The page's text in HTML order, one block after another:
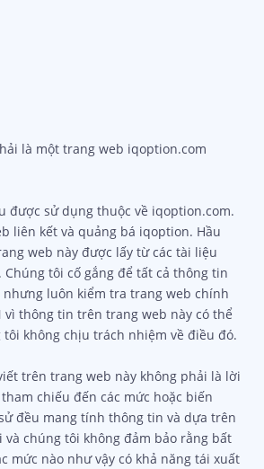
là một trang web iqoption.com
được sử dụng thuộc về iqoption.com.
liên kết và quảng bá iqoption. Hầu
web này được lấy từ các tài liệu
tôi cố gắng để tất cả thông tin
luôn kiểm tra trang web chính
vì thông tin trên trang web này có thể
không chịu trách nhiệm về điều đó.
trên trang web này không phải là lời
chiếu đến các mức hoặc biến
đều mang tính thông tin và dựa trên
và chúng tôi không đảm bảo rằng bất
mức nào như vậy có khả năng tái xuất